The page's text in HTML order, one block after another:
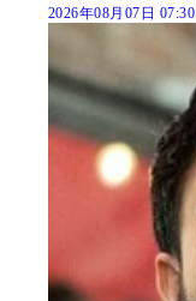
2026年08月07日 07:30